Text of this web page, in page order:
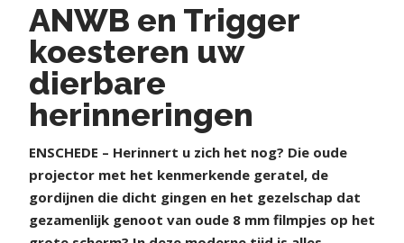
ANWB en Trigger
koesteren uw
dierbare
herinneringen
ENSCHEDE – Herinnert u zich het nog? Die oude
projector met het kenmerkende geratel, de
gordijnen die dicht gingen en het gezelschap dat
gezamenlijk genoot van oude 8 mm filmpjes op het